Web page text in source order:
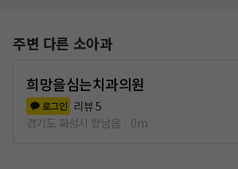
주변 다른 소아과
희망을심는치과의원
로그인 리뷰5
경기도 화성시 향남읍
0m